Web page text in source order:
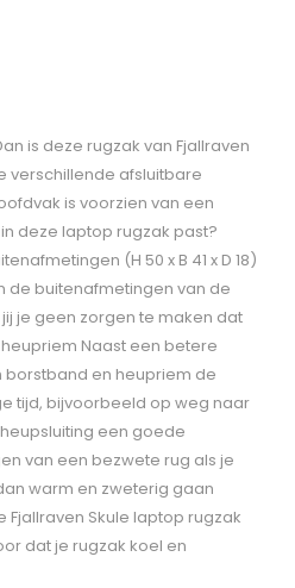
is deze rugzak van Fjallraven
verschillende afsluitbare
is voorzien van een
deze laptop rugzak past?
(H 50 x B 41 x D 18)
de buitenafmetingen van de
je geen zorgen te maken dat
Naast een betere
borstband en heupriem de
tijd, bijvoorbeeld op weg naar
een goede
van een bezwete rug als je
warm en zweterig gaan
Skule laptop rugzak
dat je rugzak koel en